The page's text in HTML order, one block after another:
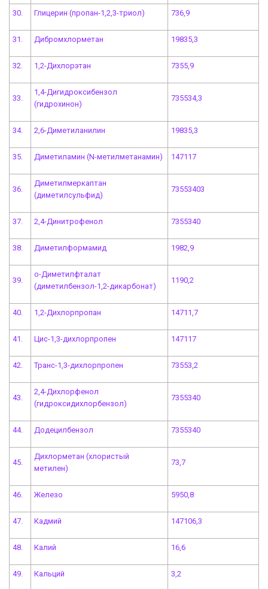
30. Глицерин (пропан-1,2,3-триол) 736,9
31. Дибромхлорметан 19835,3
32. 1,2-Дихлорэтан 7355,9
33.
1,4-Дигидроксибензол
(гидрохинон)
735534,3
34. 2,6-Диметиланилин 19835,3
35. Диметиламин (N-метилметанамин) 147117
36.
Диметилмеркаптан
(диметилсульфид)
73553403
37. 2,4-Динитрофенол 7355340
38. Диметилформамид 1982,9
39.
о-Диметилфталат
(диметилбензол-1,2-дикарбонат)
1190,2
40. 1,2-Дихлорпропан 14711,7
41. Цис-1,3-дихлорпропен 147117
42. Транс-1,3-дихлорпропен 73553,2
43.
2,4-Дихлорфенол
(гидроксидихлорбензол)
7355340
44. Додецилбензол 7355340
45.
Дихлорметан (хлористый
метилен)
73,7
46. Железо 5950,8
47. Кадмий 147106,3
48. Калий 16,6
49. Кальций 3,2